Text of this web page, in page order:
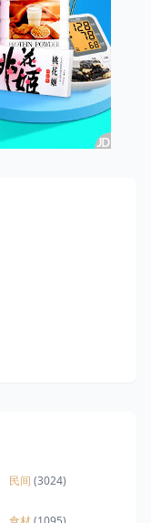
民间 (3024)